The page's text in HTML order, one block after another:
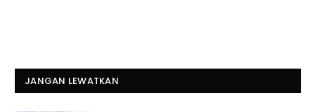
JANGAN LEWATKAN